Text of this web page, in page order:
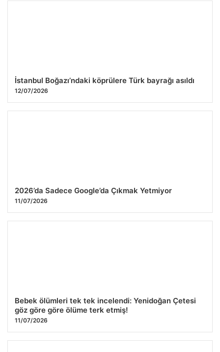
İstanbul Boğazı’ndaki köprülere Türk bayrağı asıldı
12/07/2026
2026’da Sadece Google’da Çıkmak Yetmiyor
11/07/2026
Bebek ölümleri tek tek incelendi: Yenidoğan Çetesi
göz göre göre ölüme terk etmiş!
11/07/2026